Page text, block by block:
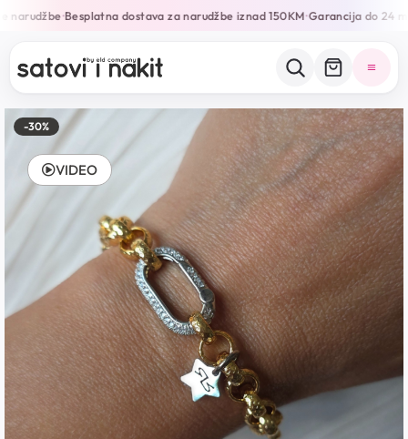
narudžbe•Besplatna dostava za narudžbe iznad 150KM•Garancija do 24
-30%
VIDEO